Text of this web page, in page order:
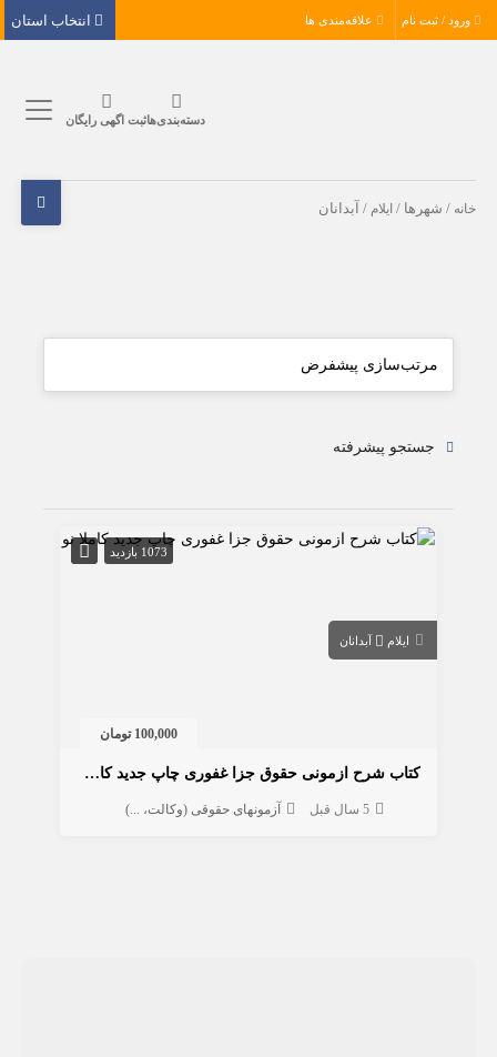
ورود / ثبت نام علاقه‌مندی ها
دسته‌بندی‌هاثبت اگهی رایگان
خانه / شهرها / ایلام / آبدانان
جستجو پیشرفته
1073 بازدید
ایلام آبدانان
100,000 تومان
کتاب شرح ازمونی حقوق جزا غفوری چاپ جدید کاملا نو
5 سال قبل آزمونهای حقوقی (وکالت، ...)